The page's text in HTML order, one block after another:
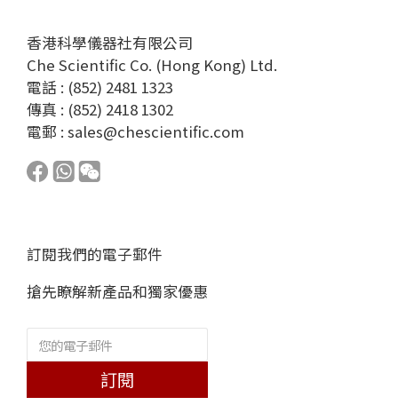
香港科學儀器社有限公司
Che Scientific Co. (Hong Kong) Ltd.
電話 : (852) 2481 1323
傳真 : (852) 2418 1302
電郵 : sales@chescientific.com
訂閱我們的電子郵件
搶先瞭解新產品和獨家優惠
訂閱